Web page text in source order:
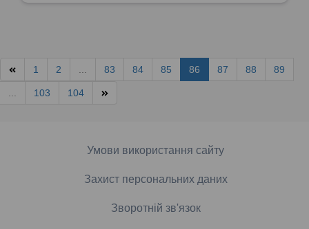
1 2 83 84 85 86 87 88 89
103 104
Умови використання сайту
Захист персональних даних
Зворотній зв'язок